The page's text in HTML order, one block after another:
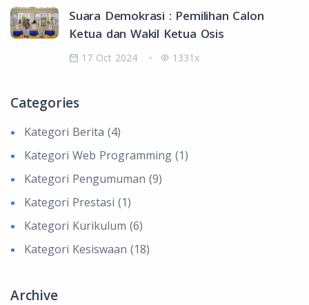
Suara Demokrasi : Pemilihan Calon
Ketua dan Wakil Ketua Osis
17 Oct 2024 1331x
Categories
Kategori Berita (4)
Kategori Web Programming (1)
Kategori Pengumuman (9)
Kategori Prestasi (1)
Kategori Kurikulum (6)
Kategori Kesiswaan (18)
Archive